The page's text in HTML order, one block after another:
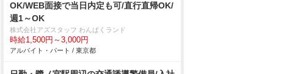
OK/WEB面接で当日内定も可/直行直帰OK/
週1～OK
株式会社アズスタッフ わんぱくランド
時給1,500円～3,000円
アルバイト・パート / 東京都